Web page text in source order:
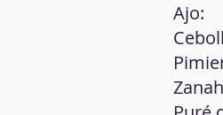
Ajo: